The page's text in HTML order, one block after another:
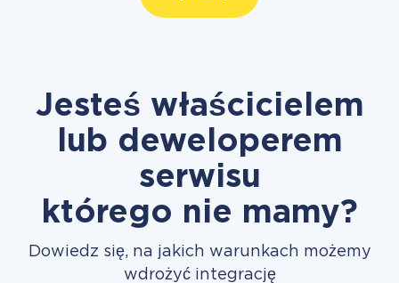
Jesteś właścicielem
lub deweloperem
serwisu
którego nie mamy?
Dowiedz się, na jakich warunkach możemy
wdrożyć integrację